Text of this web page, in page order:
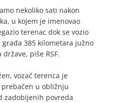
nekoliko sati nakon
u kojem je imenovao
terenac dok se vozio
385 kilometara južno
piše RSF.
vozač terenca je
u obližnju
zadobijenih povreda